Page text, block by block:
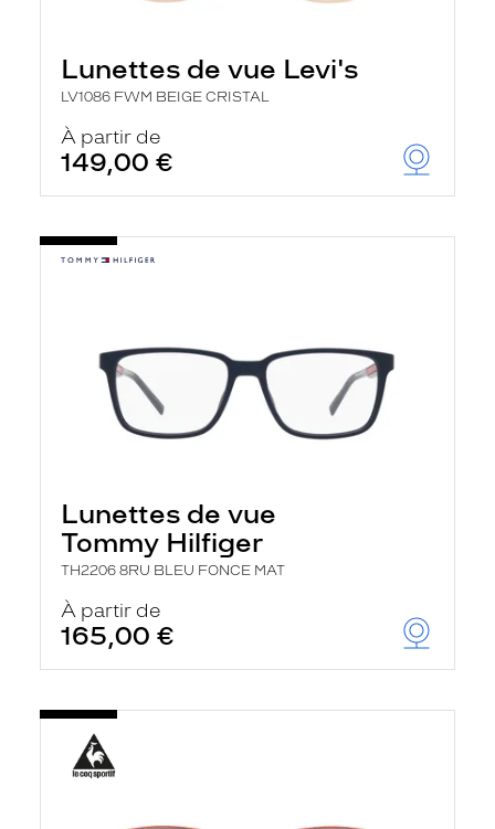
Lunettes de vue Levi's
LV1086 FWM BEIGE CRISTAL
À partir de
149,00 €
Lunettes de vue
Tommy Hilfiger
TH2206 8RU BLEU FONCE MAT
À partir de
165,00 €